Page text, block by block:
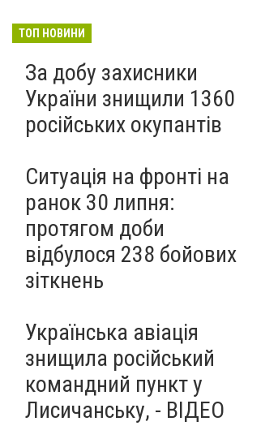
ТОП НОВИНИ
За добу захисники
України знищили 1360
російських окупантів
Ситуація на фронті на
ранок 30 липня:
протягом доби
відбулося 238 бойових
зіткнень
Українська авіація
знищила російський
командний пункт у
Лисичанську, - ВІДЕО